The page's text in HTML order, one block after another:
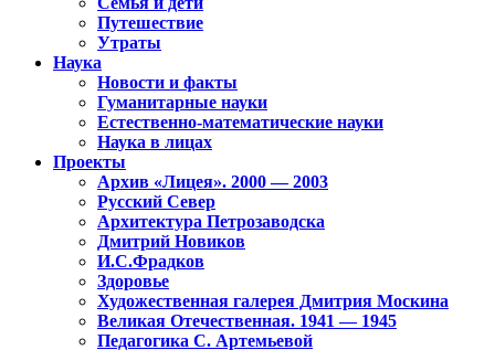
Путешествие
Утраты
Наука
Новости и факты
Гуманитарные науки
Естественно-математические науки
Наука в лицах
Проекты
Архив «Лицея». 2000 — 2003
Русский Север
Архитектура Петрозаводска
Дмитрий Новиков
И.С.Фрадков
Здоровье
Художественная галерея Дмитрия Москина
Великая Отечественная. 1941 — 1945
Педагогика С. Артемьевой